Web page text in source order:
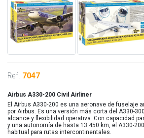
Ref. 7047
Airbus A330-200 Civil Airliner
El Airbus A330-200 es una aeronave de fuselaje
por Airbus. Es una versión más corta del A330-
alcance y flexibilidad operativa. Con capacidad
y una autonomía de hasta 13.450 km, el A330-
habitual para rutas intercontinentales.